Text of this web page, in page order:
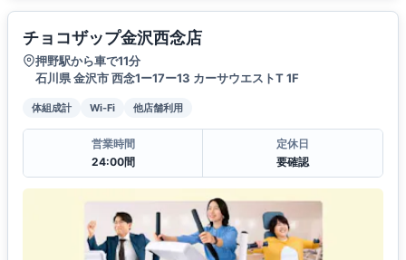
チョコザップ金沢西念店
押野駅から車で11分
石川県 金沢市 西念1ー17ー13 カーサウエストT 1F
体組成計 Wi-Fi 他店舗利用
営業時間
24:00間
定休日
要確認